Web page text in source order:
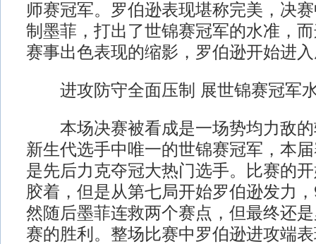
师赛冠军。罗伯逊表现堪称完美，决
制墨菲，打出了世锦赛冠军的水准，
赛事出色表现的缩影，罗伯逊开始进
进攻防守全面压制 展世锦赛冠军
本场决赛被看成是一场势均力敌的
新生代选手中唯一的世锦赛冠军，本
是先后力克夺冠大热门选手。比赛的
胶着，但是从第七局开始罗伯逊发力
然随后墨菲连救两个赛点，但最终还
赛的胜利。整场比赛中罗伯逊进攻端